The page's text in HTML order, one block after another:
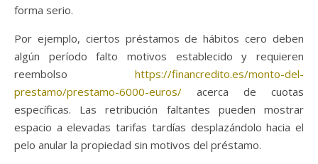
forma serio.
Por ejemplo, ciertos préstamos de hábitos cero deben
algún período falto motivos establecido y requieren
reembolso https://financredito.es/monto-del-
prestamo/prestamo-6000-euros/ acerca de cuotas
específicas. Las retribución faltantes pueden mostrar
espacio a elevadas tarifas tardías desplazándolo hacia el
pelo anular la propiedad sin motivos del préstamo.